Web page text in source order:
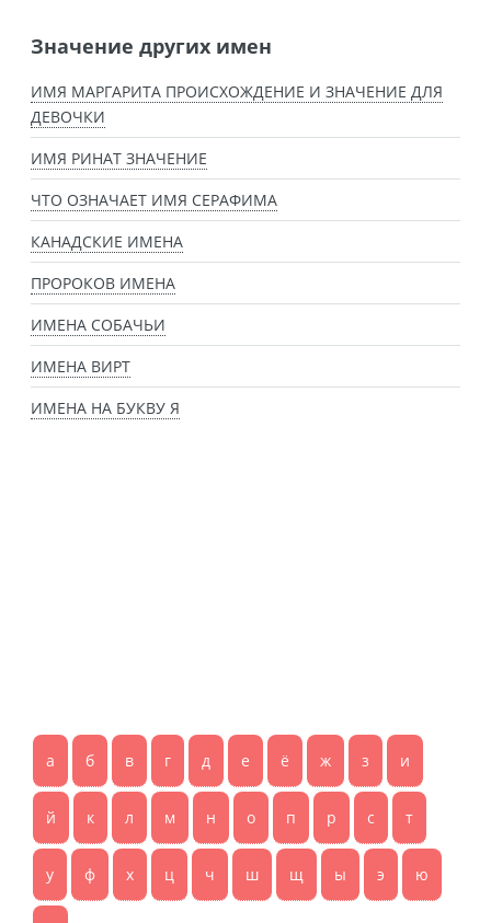
Значение других имен
ИМЯ МАРГАРИТА ПРОИСХОЖДЕНИЕ И ЗНАЧЕНИЕ ДЛЯ
ДЕВОЧКИ
ИМЯ РИНАТ ЗНАЧЕНИЕ
ЧТО ОЗНАЧАЕТ ИМЯ СЕРАФИМА
КАНАДСКИЕ ИМЕНА
ПРОРОКОВ ИМЕНА
ИМЕНА СОБАЧЬИ
ИМЕНА ВИРТ
ИМЕНА НА БУКВУ Я
а б в г д е ё ж з и
й к л м н о п р с т
у ф х ц ч ш щ ы э ю